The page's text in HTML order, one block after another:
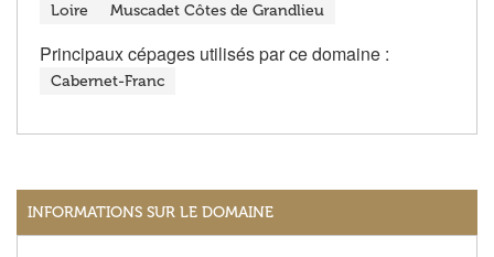
Loire Muscadet Côtes de Grandlieu
Principaux cépages utilisés par ce domaine :
Cabernet-Franc
INFORMATIONS SUR LE DOMAINE